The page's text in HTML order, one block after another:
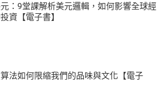
：9堂課解析美元邏輯，如何影響全球經
資【電子書】
法如何限縮我們的品味與文化【電子